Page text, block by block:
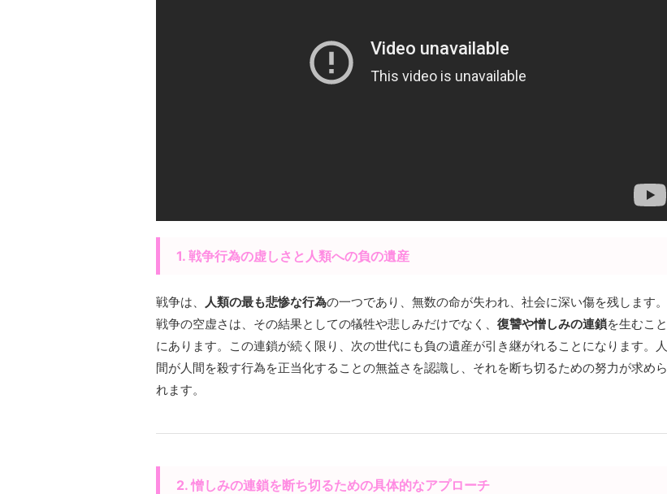
1. 戦争行為の虚しさと人類への負の遺産
戦争は、 人類の最も悲惨な行為の一つであり、無数の命が失われ、社会に深い傷を残します。
戦争の空虚さは、その結果としての犠牲や悲しみだけでなく、 復讐や憎しみの連鎖を生むこと
にあります。この連鎖が続く限り、次の世代にも負の遺産が引き継がれることになります。人
間が人間を殺す行為を正当化することの無益さを認識し、それを断ち切るための努力が求めら
れます。
2. 憎しみの連鎖を断ち切るための具体的なアプローチ